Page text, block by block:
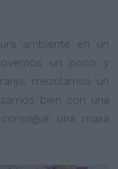
ambiente en un
un poco y
mezclamos un
bien con una
una masa